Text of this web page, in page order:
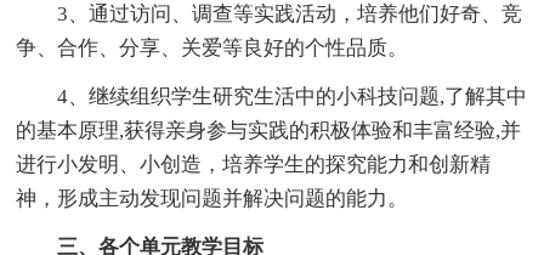
3、通过访问、调查等实践活动，培养他们好奇、竞
争、合作、分享、关爱等良好的个性品质。
4、继续组织学生研究生活中的小科技问题,了解其中
的基本原理,获得亲身参与实践的积极体验和丰富经验,并
进行小发明、小创造，培养学生的探究能力和创新精
神，形成主动发现问题并解决问题的能力。
三、各个单元教学目标